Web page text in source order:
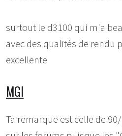
surtout le d3100 qui m'a
avec des qualités de rendu
excellente
MGI
Ta remarque est celle de